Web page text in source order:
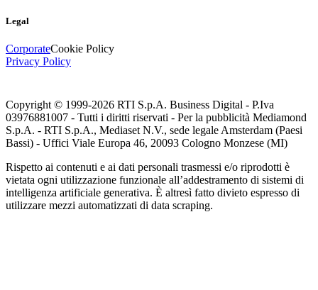
Legal
CorporateCookie Policy
Privacy Policy
Copyright © 1999-2026 RTI S.p.A. Business Digital - P.Iva
03976881007 - Tutti i diritti riservati - Per la pubblicità Mediamond
S.p.A. - RTI S.p.A., Mediaset N.V., sede legale Amsterdam (Paesi
Bassi) - Uffici Viale Europa 46, 20093 Cologno Monzese (MI)
Rispetto ai contenuti e ai dati personali trasmessi e/o riprodotti è
vietata ogni utilizzazione funzionale all’addestramento di sistemi di
intelligenza artificiale generativa. È altresì fatto divieto espresso di
utilizzare mezzi automatizzati di data scraping.